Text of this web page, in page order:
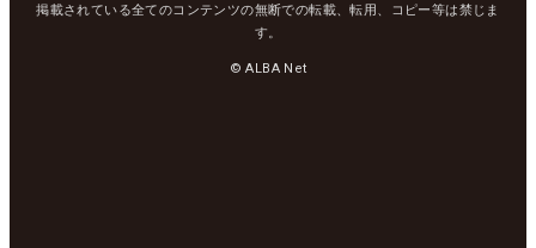
掲載されている全てのコンテンツの無断での転載、転用、コピー等は禁じま
す。
© ALBA Net